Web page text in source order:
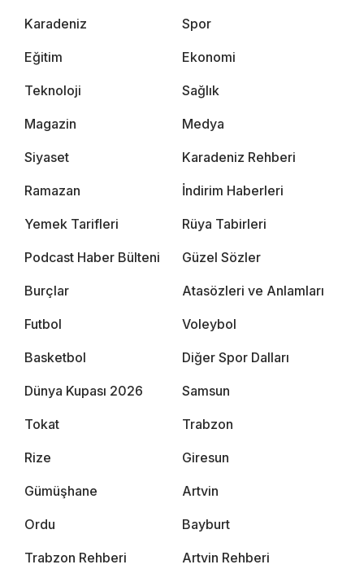
Karadeniz Spor
Eğitim Ekonomi
Teknoloji Sağlık
Magazin Medya
Siyaset Karadeniz Rehberi
Ramazan İndirim Haberleri
Yemek Tarifleri Rüya Tabirleri
Podcast Haber Bülteni Güzel Sözler
Burçlar Atasözleri ve Anlamları
Futbol Voleybol
Basketbol Diğer Spor Dalları
Dünya Kupası 2026 Samsun
Tokat Trabzon
Rize Giresun
Gümüşhane Artvin
Ordu Bayburt
Trabzon Rehberi Artvin Rehberi